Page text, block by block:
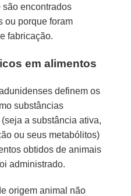
encontrados
ou porque foram
fabricação.
em alimentos
definem os
substâncias
a substância ativa,
ou seus metabólitos)
obtidos de animais
administrado.
origem animal não